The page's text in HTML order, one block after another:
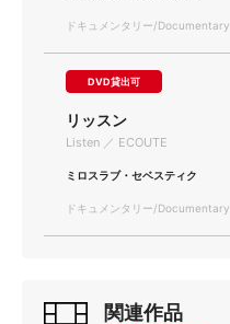
ドキュメンタリー/Documentary
DVD貸出可
リッスン
Listen ／ ECOUTE
ミロスラブ・セベスティク
ドキュメンタリー/Documentary
関連作品